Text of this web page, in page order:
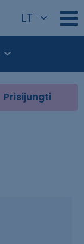
LT
Prisijungti